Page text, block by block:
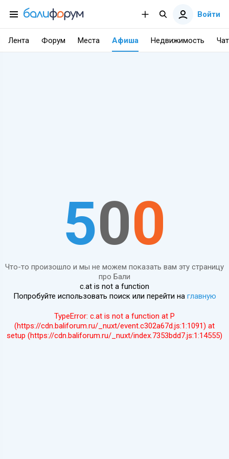
Войти
Лента Форум Места Афиша Недвижимость Чат
500
Что-то произошло и мы не можем показать вам эту страницу
про Бали
c.at is not a function
Попробуйте использовать поиск или перейти на главную
TypeError: c.at is not a function at P
(https://cdn.baliforum.ru/_nuxt/event.c302a67d.js:1:1091) at
setup (https://cdn.baliforum.ru/_nuxt/index.7353bdd7.js:1:14555)